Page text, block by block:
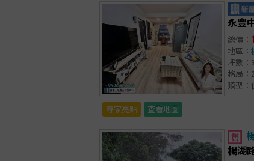
永豐
總價：
地區：
坪數：
格局：
類型：
專家亮點 查看地圖
楊湖